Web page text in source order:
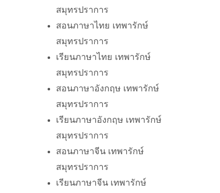
สมุทรปราการ
สอนภาษาไทย เทพารักษ์
สมุทรปราการ
เรียนภาษาไทย เทพารักษ์
สมุทรปราการ
สอนภาษาอังกฤษ เทพารักษ์
สมุทรปราการ
เรียนภาษาอังกฤษ เทพารักษ์
สมุทรปราการ
สอนภาษาจีน เทพารักษ์
สมุทรปราการ
เรียนภาษาจีน เทพารักษ์